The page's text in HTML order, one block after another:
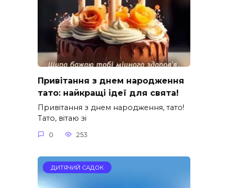
Привітання з днем народження
тато: найкращі ідеї для свята!
Привітання з днем народження, тато!
Тато, вітаю зі
0 253
ДИТЯЧИЙ САДОК